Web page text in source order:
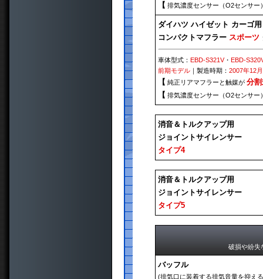
【 排気濃度センサー（O2センサー
ダイハツ ハイゼット カーゴ用
コンパクトマフラー スポーツ
車体型式：EBD-S321V・EBD-
前期モデル ｜製造時期：2007年12
【 純正リアマフラーと触媒が分
【 排気濃度センサー（O2センサー
消音＆トルクアップ用
ジョイントサイレンサー
タイプ4
消音＆トルクアップ用
ジョイントサイレンサー
タイプ5
破損や紛失
バッフル
(排気口に装着する排気音量を抑え